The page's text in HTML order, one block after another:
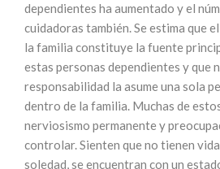
dependientes ha aumentado y el
cuidadoras también. Se estima que
la familia constituye la fuente
estas personas dependientes y que
responsabilidad la asume una sola
dentro de la familia. Muchas de
nerviosismo permanente y
controlar. Sienten que no tienen
soledad, se encuentran con un